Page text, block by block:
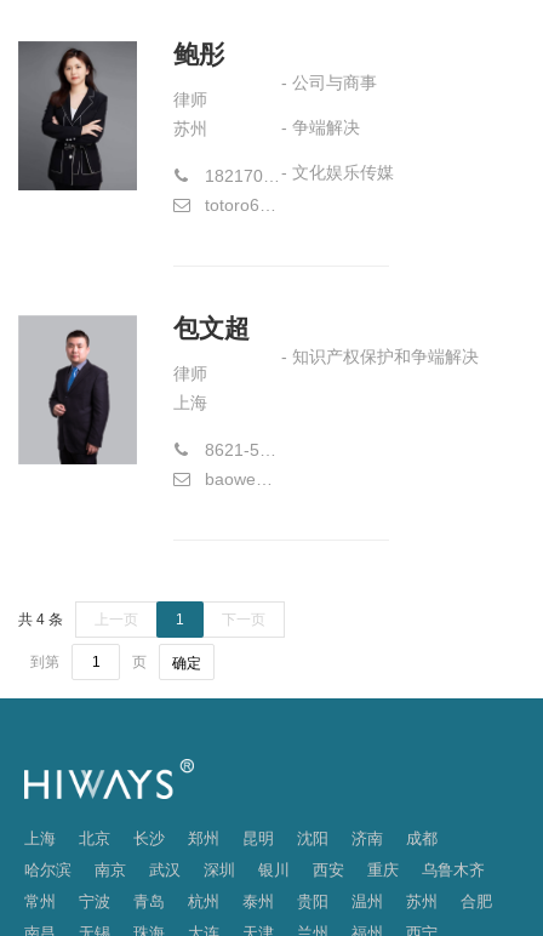
鲍彤
律师
苏州
18217054562
totoro625@163.com
- 公司与商事
- 争端解决
- 文化娱乐传媒
包文超
律师
上海
8621-58773177
baowenchao@hiwayslaw.com
- 知识产权保护和争端解决
共 4 条 上一页 1 下一页
到第 页 确定
上海 北京 长沙 郑州 昆明 沈阳 济南
成都
哈尔滨
南京 武汉 深圳 银川 西安 重庆
乌鲁木齐
常州
宁波 青岛 杭州 泰州 贵阳 温州 苏州
合肥